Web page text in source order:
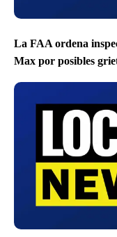
La FAA ordena
Max por posibles